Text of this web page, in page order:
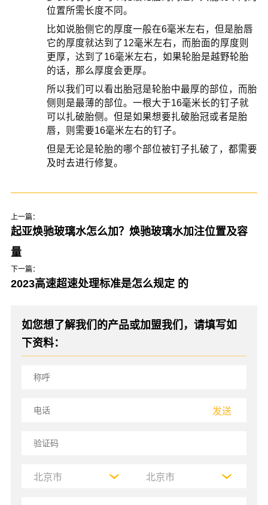
位置所需长度不同。
比如说胎侧它的厚度一般在6毫米左右，但是胎唇
它的厚度就达到了12毫米左右，而胎面的厚度则
更厚，达到了16毫米左右，如果轮胎是越野轮胎
的话，那么厚度会更厚。
所以我们可以看出胎冠是轮胎中最厚的部位，而胎
侧则是最薄的部位。一根大于16毫米长的钉子就
可以扎破胎侧。但是如果想要扎破胎冠或者是胎
唇，则需要16毫米左右的钉子。
但是无论是轮胎的哪个部位被钉子扎破了，都需要
及时去进行修复。
上一篇：
起亚焕驰玻璃水怎么加？焕驰玻璃水加注位置及容
量
下一篇：
2023高速超速处理标准是怎么规定 的
如您想了解我们的产品或加盟我们，请填写如
下资料：
发送